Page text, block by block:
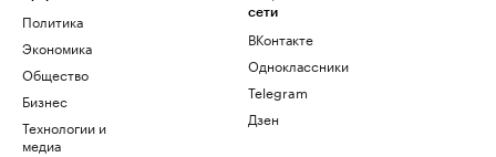
Политика
Экономика
Общество
Бизнес
Технологии и
медиа
сети
ВКонтакте
Одноклассники
Telegram
Дзен